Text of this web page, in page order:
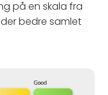
på en skala fra
bedre samlet